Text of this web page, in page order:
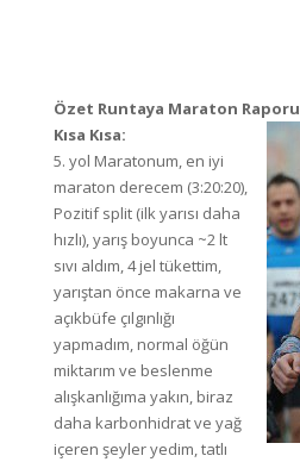
Özet Runtaya Maraton Raporu
Kısa Kısa:
5. yol Maratonum, en iyi
maraton derecem (3:20:20),
Pozitif split (ilk yarısı daha
hızlı), yarış boyunca ~2 lt
sıvı aldım, 4 jel tükettim,
yarıştan önce makarna ve
açıkbüfe çılgınlığı
yapmadım, normal öğün
miktarım ve beslenme
alışkanlığıma yakın, biraz
daha karbonhidrat ve yağ
içeren şeyler yedim, tatlı